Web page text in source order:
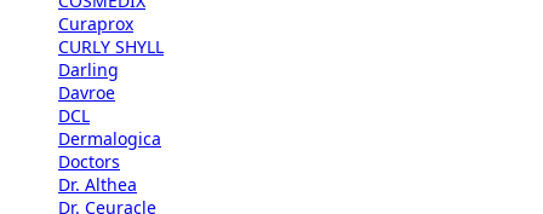
Curaprox
CURLY SHYLL
Darling
Davroe
DCL
Dermalogica
Doctors
Dr. Althea
Dr. Ceuracle